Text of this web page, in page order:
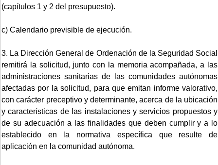
(capítulos 1 y 2 del presupuesto).
c) Calendario previsible de ejecución.
3. La Dirección General de Ordenación de la Seguridad Social
remitirá la solicitud, junto con la memoria acompañada, a las
administraciones sanitarias de las comunidades autónomas
afectadas por la solicitud, para que emitan informe valorativo,
con carácter preceptivo y determinante, acerca de la ubicación
y características de las instalaciones y servicios propuestos y
de su adecuación a las finalidades que deben cumplir y a lo
establecido en la normativa específica que resulte de
aplicación en la comunidad autónoma.